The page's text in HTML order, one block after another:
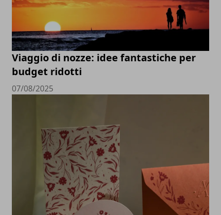
Viaggio di nozze: idee fantastiche per
budget ridotti
07/08/2025